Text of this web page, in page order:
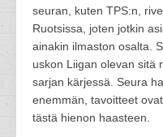
seuran, kuten TPS:n,
Ruotsissa, joten jotkin
ainakin ilmaston osalta.
uskon Liigan olevan sitä
sarjan kärjessä. Seura
enemmän, tavoitteet
tästä hienon haasteen.